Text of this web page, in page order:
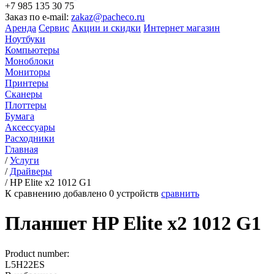
+7 985 135 30 75
Заказ по e-mail: zakaz@pacheco.ru
Аренда Сервис Акции и скидки Интернет магазин
Ноутбуки
Компьютеры
Моноблоки
Мониторы
Принтеры
Сканеры
Плоттеры
Бумага
Аксессуары
Расходники
Главная
/Услуги
/ Драйверы
/HP Elite x2 1012 G1
К сравнению добавлено 0 устройств сравнить
Планшет HP Elite x2 1012 G1
Product number:
L5H22ES